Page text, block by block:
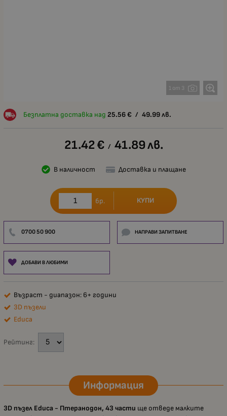
1 от 3
Безплатна доставка над 25.56 € / 49.99 лв.
21.42€ / 41.89лв.
В наличност Доставка и плащане
бр. КУПИ
0700 50 900 НАПРАВИ ЗАПИТВАНЕ
ДОБАВИ В ЛЮБИМИ
Възраст - диапазон: 6+ години
3D пъзели
Educa
Рейтинг:
Информация
3D пъзел Educa - Птеранодон, 43 части ще отведе малките